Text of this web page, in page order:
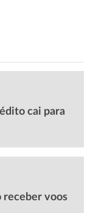
cai para
receber voos